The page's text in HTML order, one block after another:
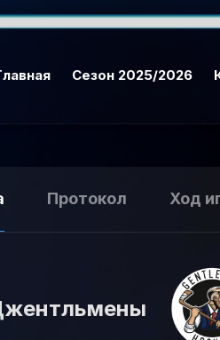
Сезон 2025/2026
Протокол Ход